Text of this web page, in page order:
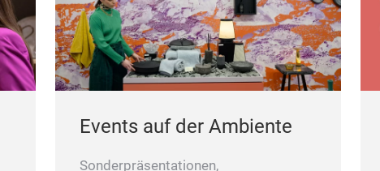
Events auf der Ambiente
Sonderpräsentationen,